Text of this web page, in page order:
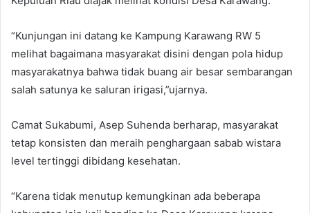
“Kunjungan ini datang ke Kampung Karawang RW 5
melihat bagaimana masyarakat disini dengan pola hidup
masyarakatnya bahwa tidak buang air besar sembarangan
salah satunya ke saluran irigasi,”ujarnya.
Camat Sukabumi, Asep Suhenda berharap, masyarakat
tetap konsisten dan meraih penghargaan sabab wistara
level tertinggi dibidang kesehatan.
“Karena tidak menutup kemungkinan ada beberapa